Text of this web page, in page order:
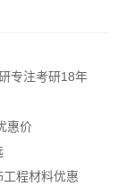
专注考研18年
惠价
程材料优惠